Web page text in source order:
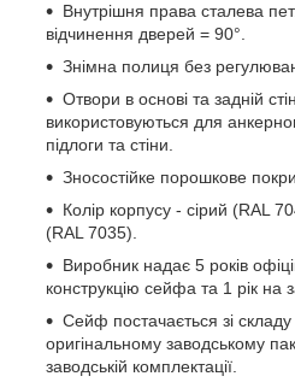
Внутрішня права сталева
відчинення дверей = 90°.
Знімна полиця без
Отвори в основі та задній
використовуються для
підлоги та стіни.
Зносостійке порошкове
Колір корпусу - сірий (RAL
(RAL 7035).
Виробник надає 5 років
конструкцію сейфа та 1 рік на
Сейф постачається зі
оригінальному заводському
заводській комплектації.